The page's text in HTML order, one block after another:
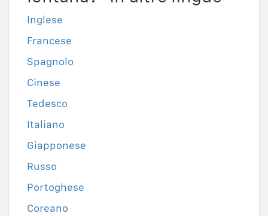
Inglese
Francese
Spagnolo
Cinese
Tedesco
Italiano
Giapponese
Russo
Portoghese
Coreano